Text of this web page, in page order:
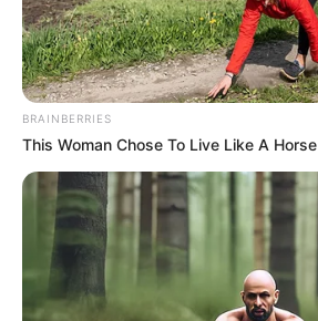
BRAINBERRIES
This Woman Chose To Live Like A Horse